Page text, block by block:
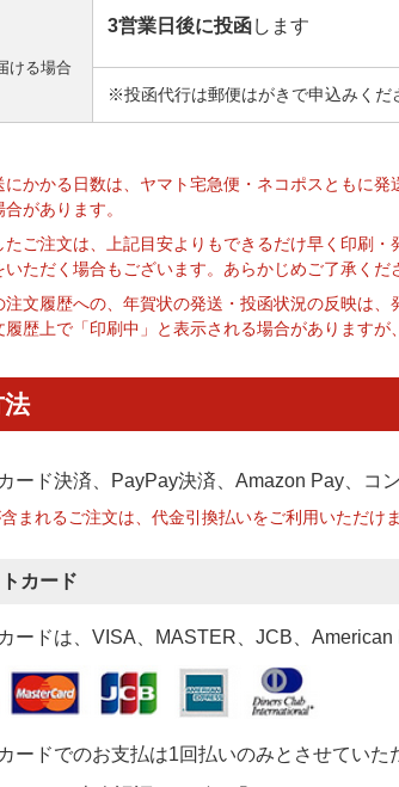
ける場合
3営業日後に投函します
※投函代行は郵便はがきで申込みくだ
にかかる日数は、ヤマト宅急便・ネコポスともに
があります。
たご注文は、上記目安よりもできるだけ早く印刷
いただく場合もございます。あらかじめご了承くだ
注文履歴への、年賀状の発送・投函状況の反映は
履歴上で「印刷中」と表示される場合がありますが
ード決済、PayPay決済 、Amazon Pay、コ
まれるご注文は、代金引換払いをご利用いただけま
カード
ードは、VISA、MASTER、JCB、American
ードでのお支払は1回払いのみとさせていた